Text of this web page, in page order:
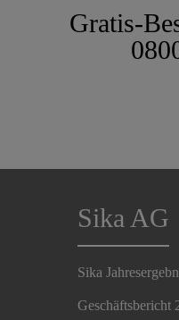
Gratis-
Sika AG
Sika
Geschäftsbericht